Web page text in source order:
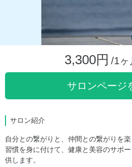
3,300円 /1ヶ
サロンページ
サロン紹介
自分との繋がりと、仲間との繋がりを
習慣を身に付けて、健康と美容のサポ
供します。